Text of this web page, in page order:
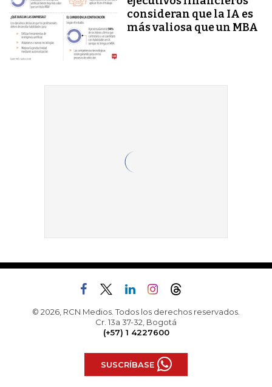
consideran que la IA es
más valiosa que un MBA
© 2026, RCN Medios. Todos los derechos reservados.
Cr. 13a 37-32, Bogotá
(+57) 1 4227600
SUSCRÍBASE